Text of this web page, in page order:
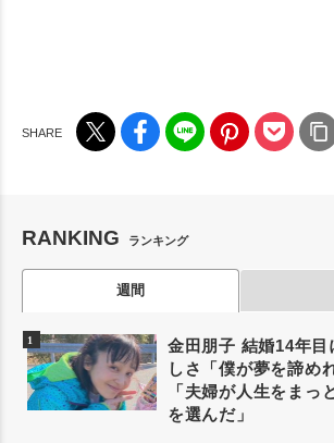
RANKING ランキング
週間
金田朋子 結婚14年目
しさ「僕が夢を諦め
「夫婦が人生をまっ
を選んだ」